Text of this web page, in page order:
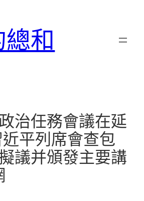
和
治任務會議在延
平列席會查包
議并頒發主要講